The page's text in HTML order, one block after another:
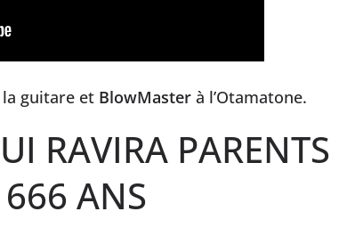
la guitare et BlowMaster à l’Otamatone.
RAVIRA PARENTS
ANS